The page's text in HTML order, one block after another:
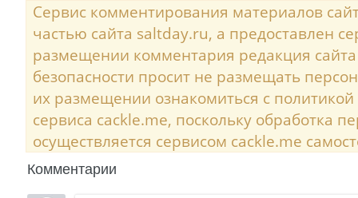
Сервис комментирования материалов
частью сайта saltday.ru, а предоставлен
размещении комментария редакция
безопасности просит не размещать
их размещении ознакомиться с
сервиса cackle.me, поскольку обработка
осуществляется сервисом cackle.me
Комментарии